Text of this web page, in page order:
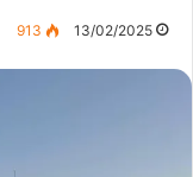
13/02/2025
913